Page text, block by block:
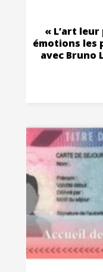
« L’art
émotions les
avec Bruno